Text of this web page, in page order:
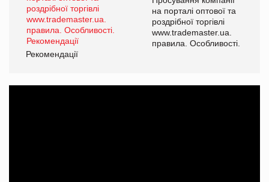
на порталі оптової та
роздрібної торгівлі
www.trademaster.ua.
правила. Особливості.
Рекомендації